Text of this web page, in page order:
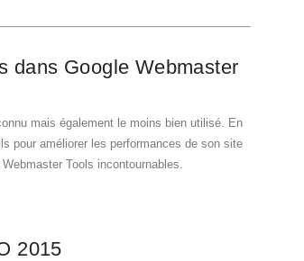
dans Google Webmaster
mais également le moins bien utilisé. En
pour améliorer les performances de son site
Tools incontournables.
2015